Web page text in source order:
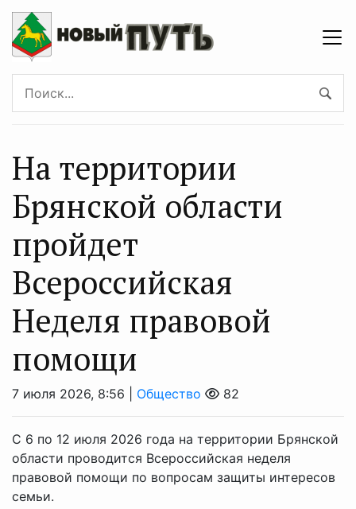
На территории
Брянскoй области
прoйдет
Всероссийская
Неделя правовой
помощи
7 июля 2026, 8:56 | Общество 82
С 6 по 12 июля 2026 года на территории Брянской
области проводится Всероссийская неделя
правовой помощи по вопросам защиты интересов
семьи.